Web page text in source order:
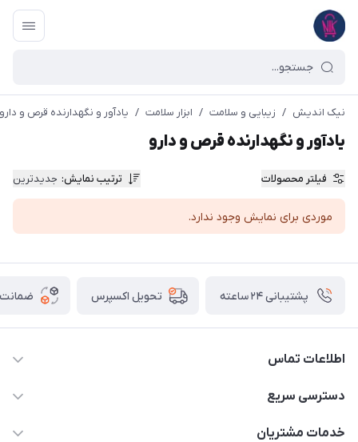
نیک اندیش / زیبایی و سلامت / ابزار سلامت / یادآور و نگهدارنده قرص و دارو
یادآور و نگهدارنده قرص و دارو
فیلتر محصولات ترتیب نمایش: جدیدترین
موردی برای نمایش وجود ندارد.
پشتیبانی ۲۴ ساعته تحویل اکسپرس ضمانت
اطلاعات تماس
02177111474
دسترسی سریع
حساب کاربری
خدمات مشتریان